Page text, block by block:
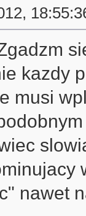
kazdy
musi
nawet